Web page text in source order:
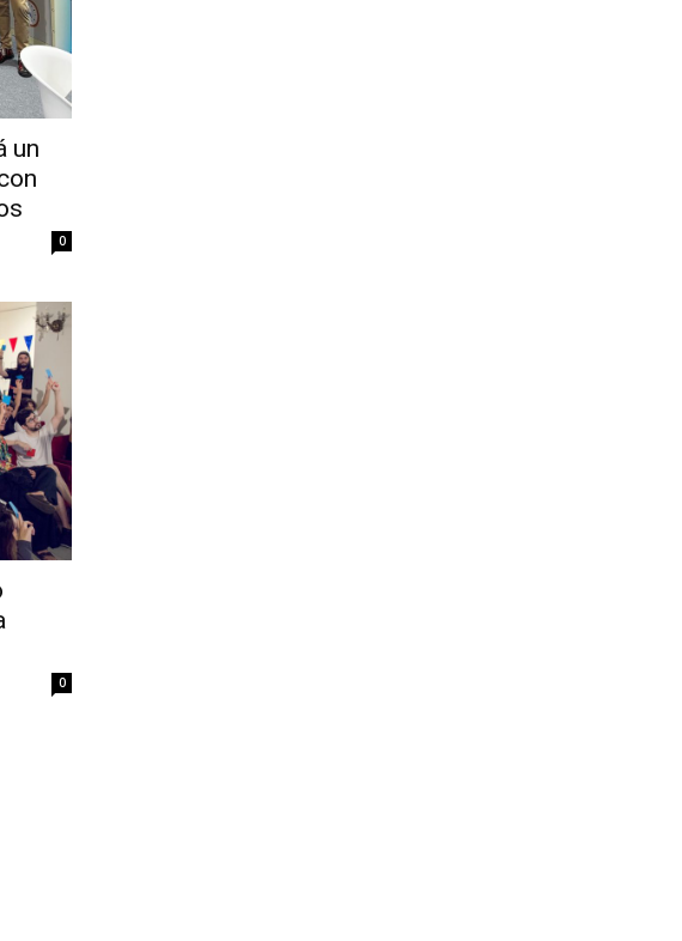
un
0
0